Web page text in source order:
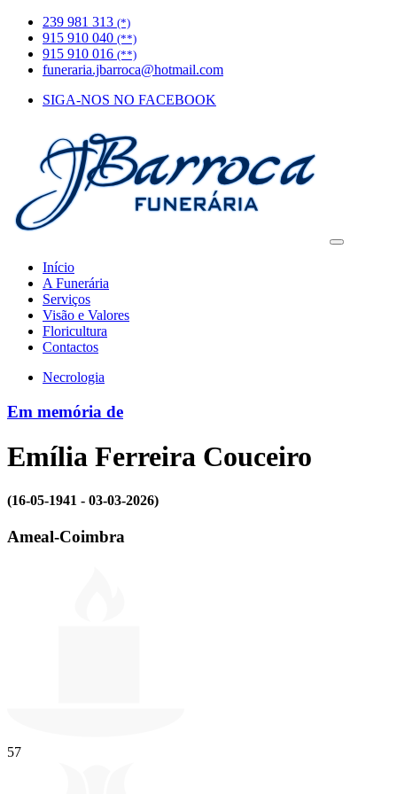
239 981 313 (*)
915 910 040 (**)
915 910 016 (**)
funeraria.jbarroca@hotmail.com
SIGA-NOS NO FACEBOOK
Início
A Funerária
Serviços
Visão e Valores
Floricultura
Contactos
Necrologia
Em memória de
Emília Ferreira Couceiro
(16-05-1941 - 03-03-2026)
Ameal-Coimbra
57